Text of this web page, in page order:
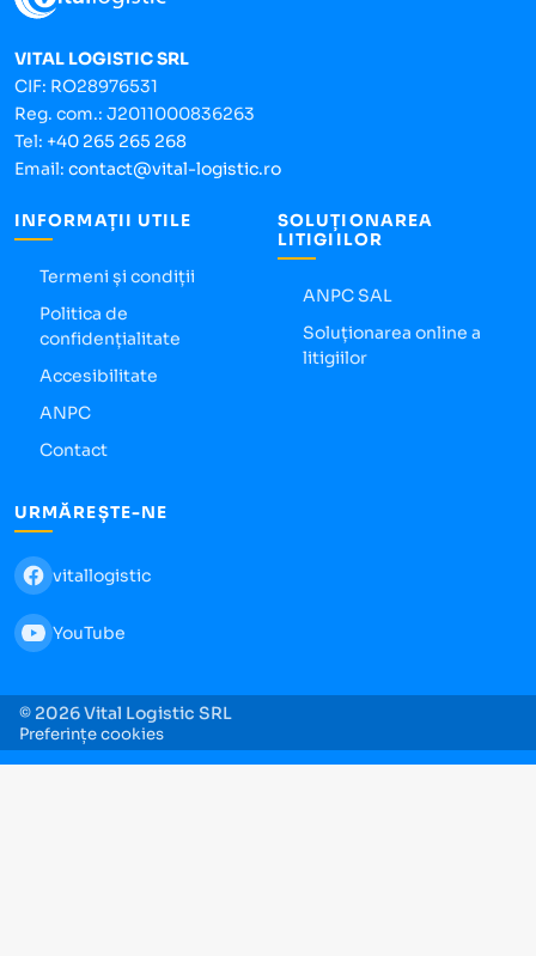
VITAL LOGISTIC SRL
CIF: RO28976531
Reg. com.: J2011000836263
Tel: +40 265 265 268
Email: contact@vital-logistic.ro
INFORMAȚII UTILE
Termeni și condiții
Politica de
confidențialitate
Accesibilitate
ANPC
Contact
SOLUȚIONAREA
LITIGIILOR
ANPC SAL
Soluționarea online a
litigiilor
URMĂREȘTE-NE
vitallogistic
YouTube
© 2026 Vital Logistic SRL
Preferințe cookies